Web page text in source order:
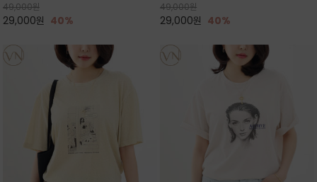
좋은 컬러웨이와 디자인입니다^^
49,000원
29,000원 40%
럽고 유연한 코튼 소재로 편안
49,000원
29,000원 40%